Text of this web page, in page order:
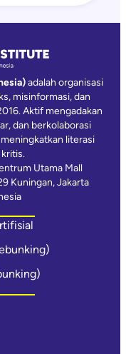
adalah organisasi
misinformasi, dan
Aktif mengadakan
dan berkolaborasi
literasi
Utama Mall
Kuningan, Jakarta